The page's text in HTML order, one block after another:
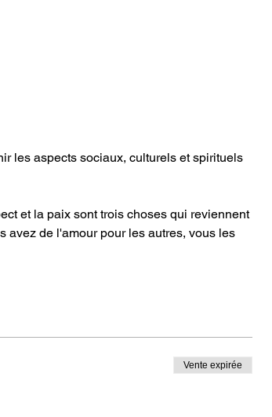
avez de l'amour pour les autres, vous les
Vente expirée